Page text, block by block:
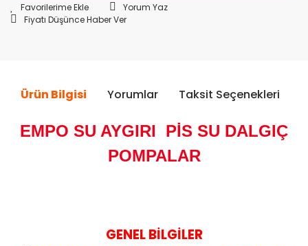
Yorum Yaz
Fiyatı Düşünce Haber Ver
Ürün Bilgisi Yorumlar Taksit Seçenekleri
EMPO SU AYGIRI PİS SU DALGIÇ
POMPALAR
GENEL BİLGİLER